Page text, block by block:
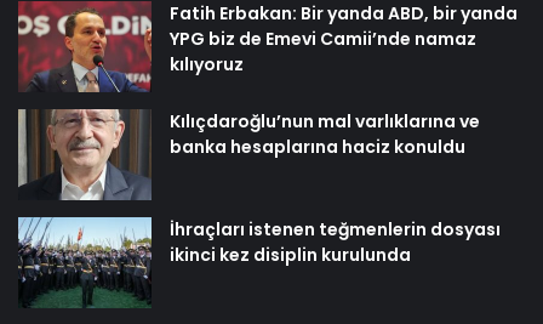
Fatih Erbakan: Bir yanda ABD, bir yanda
YPG biz de Emevi Camii’nde namaz
kılıyoruz
Kılıçdaroğlu’nun mal varlıklarına ve
banka hesaplarına haciz konuldu
İhraçları istenen teğmenlerin dosyası
ikinci kez disiplin kurulunda